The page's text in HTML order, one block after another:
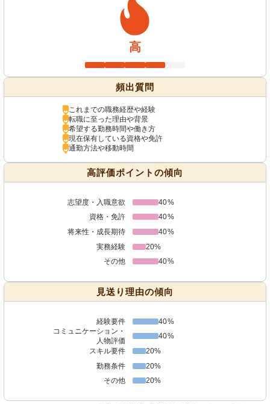
高
頻出質問
これまでの職務経歴や経験
転職に至った理由や背景
希望する勤務時間や働き方
現在保有している資格や免許
通勤方法や移動時間
高評価ポイントの傾向
志望度・入職意欲
40%
資格・免許
40%
将来性・成長期待
40%
実務経験
20%
その他
40%
見送り理由の傾向
経験要件
40%
コミュニケーション・
人物評価
40%
スキル要件
20%
勤務条件
20%
その他
20%